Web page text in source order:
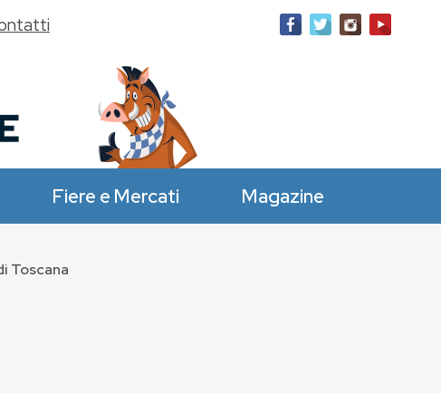
Fiere e Mercati Magazine
Toscana